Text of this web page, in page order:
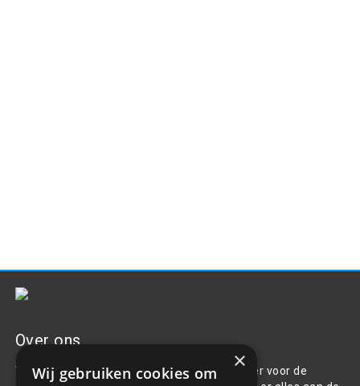
Over ons
Welkom bij R&R Parts Automotive, uw partner voor de
×
Wij gebruiken cookies om